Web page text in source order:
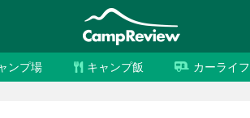
ンプ場 キャンプ飯 カーライフ